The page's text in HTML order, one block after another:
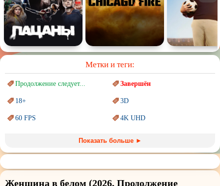
Метки и теги:
Продолжение следует... Завершён
18+ 3D
60 FPS 4K UHD
Marvel PIXAR
Sci-Fi (Научнаяфантастика) Trash (трэш) movies
Показать больше ►
Женщина в белом (2026, Продолжение